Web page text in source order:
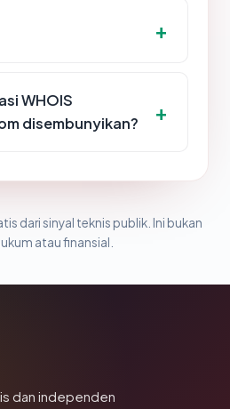
WHOIS
disembunyikan?
dari sinyal teknis publik. Ini bukan
atau finansial.
dan independen